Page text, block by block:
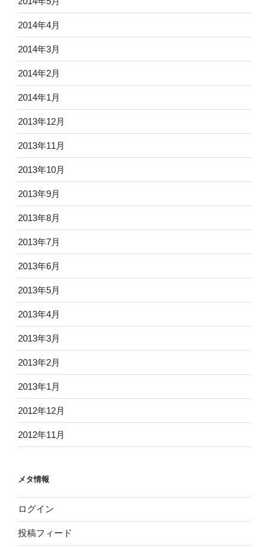
2014年4月
2014年3月
2014年2月
2014年1月
2013年12月
2013年11月
2013年10月
2013年9月
2013年8月
2013年7月
2013年6月
2013年5月
2013年4月
2013年3月
2013年2月
2013年1月
2012年12月
2012年11月
メタ情報
ログイン
投稿フィード